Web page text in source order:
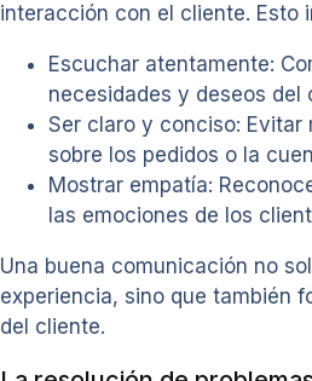
interacción con el cliente. Esto
Escuchar atentamente:
necesidades y deseos del
Ser claro y conciso: Evitar
sobre los pedidos o la
Mostrar empatía:
las emociones de los
Una buena comunicación no
experiencia, sino que también
del cliente.